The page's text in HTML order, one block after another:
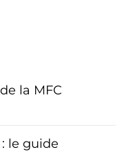
la MFC
le guide